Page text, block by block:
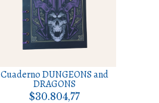
Cuaderno DUNGEONS and
DRAGONS
$30.804,77